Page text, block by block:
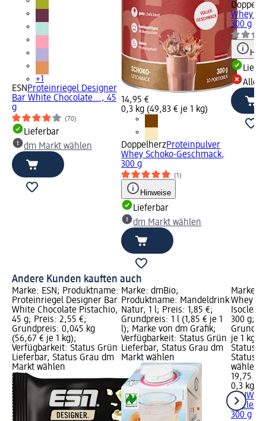
+1
ESNProteinriegel Designer
Bar White Chocolate..., 45
g
(70)
Lieferbar
dm Markt wählen
14,95 €
0,3 kg (49,83 € je 1 kg)
DoppelherzProteinpulver
Whey Schoko-Geschmack,
300 g
(1)
Hinweise
Lieferbar
dm Markt wählen
Whey
300 g
Alle
Andere Kunden kauften auch
Marke: ESN; Produktname:
Proteinriegel Designer Bar
White Chocolate Pistachio,
45 g; Preis: 2,55 €;
Grundpreis: 0,045 kg
(56,67 € je 1 kg);
Verfügbarkeit: Status Grün
Lieferbar, Status Grau dm
Markt wählen
Marke: dmBio;
Produktname: Mandeldrink
Natur, 1 l; Preis: 1,85 €;
Grundpreis: 1 l (1,85 € je 1
l); Marke von dm Grafik;
Verfügbarkeit: Status Grün
Lieferbar, Status Grau dm
Markt wählen
Marke:
Whey
Isoclear
300 g;
je 1 kg);
Status
Status
wählen
19,75 €
0,3 kg
ESN
Isoclear
300 g